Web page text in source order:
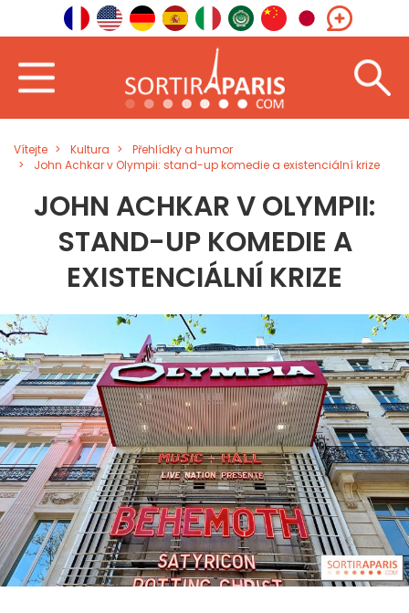
Vítejte Kultura
Přehlídky a humor
John Achkar v Olympii: stand-up komedie a existenciální krize
JOHN ACHKAR V OLYMPII:
STAND-UP KOMEDIE A
EXISTENCIÁLNÍ KRIZE